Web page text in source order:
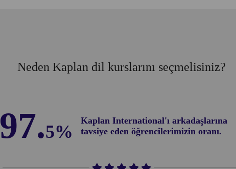
Neden Kaplan dil kurslarını seçmelisiniz?
97.5%
Kaplan International'ı arkadaşlarına
tavsiye eden öğrencilerimizin oranı.